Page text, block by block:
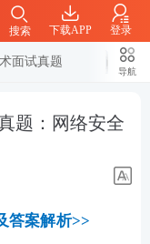
下载APP 登录
搜索
面试真题
导航
题：网络安全
答案解析>>